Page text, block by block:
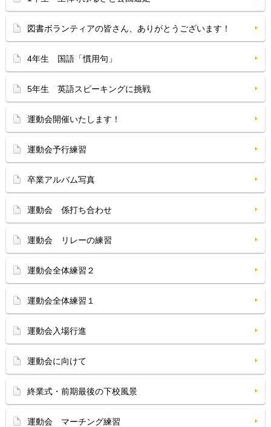
図書ボランティアの皆さん、ありがとうございます！
4年生 国語「慣用句」
5年生 英語スピーキングに挑戦
運動会開催いたします！
運動会予行練習
卒業アルバム写真
運動会 係打ち合わせ
運動会 リレーの練習
運動会全体練習２
運動会全体練習１
運動会入場行進
運動会に向けて
終業式・前期最後の下校風景
運動会 マーチング練習